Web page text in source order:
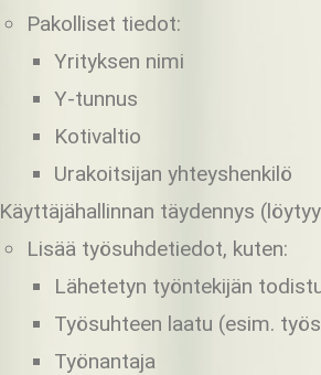
Pakolliset tiedot:
Yrityksen nimi
Y-tunnus
Kotivaltio
Urakoitsijan yhteyshenkilö
Käyttäjähallinnan täydennys
Lisää työsuhdetiedot, kuten:
Lähetetyn työntekijän
Työsuhteen laatu (esim.
Työnantaja